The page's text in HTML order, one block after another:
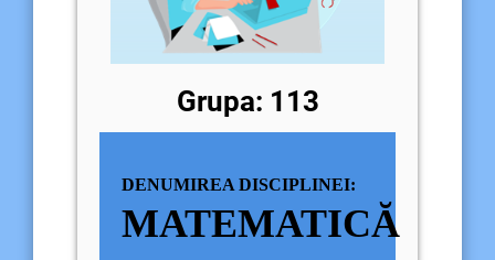
Grupa: 113
DENUMIREA DISCIPLINEI:
MATEMATICĂ